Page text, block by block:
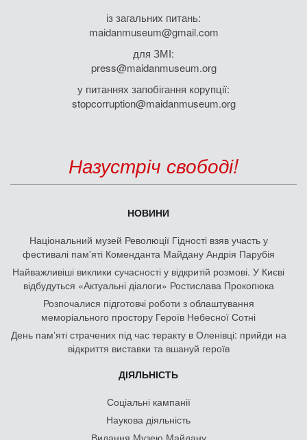
із загальних питань:
maidanmuseum@gmail.com
для ЗМІ:
press@maidanmuseum.org
у питаннях запобігання корупції:
stopcorruption@maidanmuseum.org
Назустріч свободі!
НОВИНИ
Національний музей Революції Гідності взяв участь у
фестивалі пам'яті Коменданта Майдану Андрія Парубія
Найважливіші виклики сучасності у відкритій розмові. У Києві
відбудуться «Актуальні діалоги» Ростислава Прокопюка
Розпочалися підготовчі роботи з облаштування
меморіального простору Героїв Небесної Сотні
День памʼяті страчених під час теракту в Оленівці: прийди на
відкриття виставки та вшануй героїв
ДІЯЛЬНІСТЬ
Соціальні кампанії
Наукова діяльність
Видання Музею Майдану